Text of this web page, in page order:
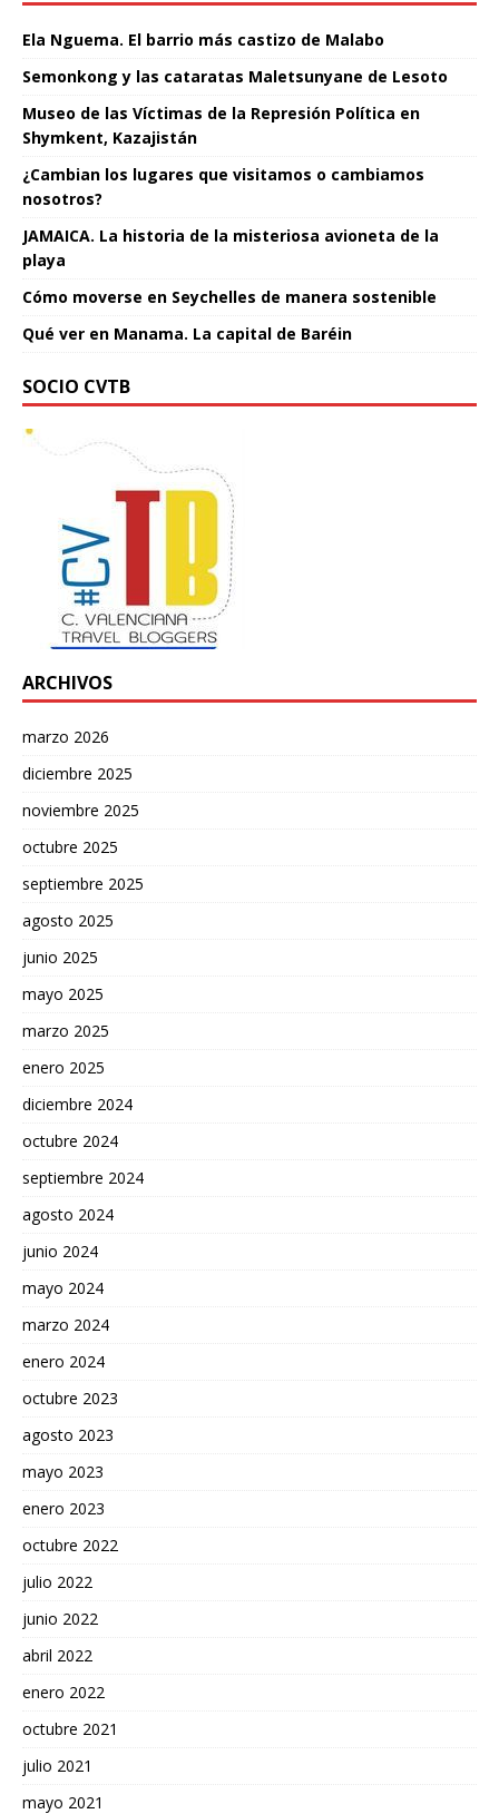
Ela Nguema. El barrio más castizo de Malabo
Semonkong y las cataratas Maletsunyane de Lesoto
Museo de las Víctimas de la Represión Política en
Shymkent, Kazajistán
¿Cambian los lugares que visitamos o cambiamos
nosotros?
JAMAICA. La historia de la misteriosa avioneta de la
playa
Cómo moverse en Seychelles de manera sostenible
Qué ver en Manama. La capital de Baréin
SOCIO CVTB
ARCHIVOS
marzo 2026
diciembre 2025
noviembre 2025
octubre 2025
septiembre 2025
agosto 2025
junio 2025
mayo 2025
marzo 2025
enero 2025
diciembre 2024
octubre 2024
septiembre 2024
agosto 2024
junio 2024
mayo 2024
marzo 2024
enero 2024
octubre 2023
agosto 2023
mayo 2023
enero 2023
octubre 2022
julio 2022
junio 2022
abril 2022
enero 2022
octubre 2021
julio 2021
mayo 2021